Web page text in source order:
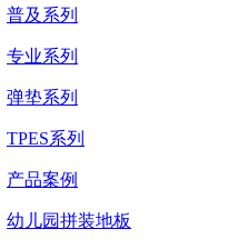
普及系列
专业系列
弹垫系列
TPES系列
产品案例
幼儿园拼装地板